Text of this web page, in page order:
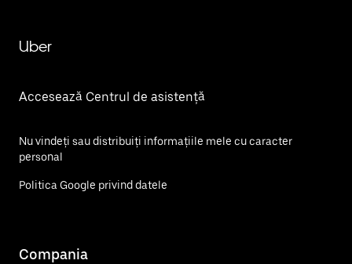
Uber
Accesează Centrul de asistență
Nu vindeți sau distribuiți informațiile mele cu caracter
personal
Politica Google privind datele
Compania